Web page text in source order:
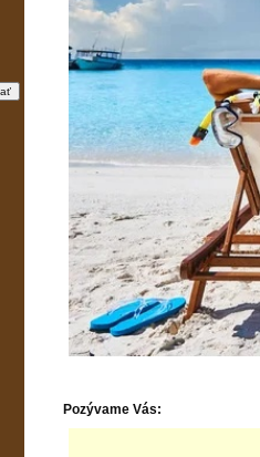
Pozývame Vás: